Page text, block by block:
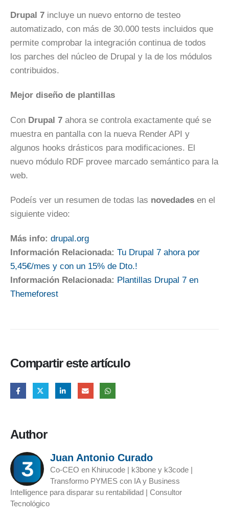
Drupal 7 incluye un nuevo entorno de testeo
automatizado, con más de 30.000 tests incluidos que
permite comprobar la integración continua de todos
los parches del núcleo de Drupal y la de los módulos
contribuidos.
Mejor diseño de plantillas
Con Drupal 7 ahora se controla exactamente qué se
muestra en pantalla con la nueva Render API y
algunos hooks drásticos para modificaciones. El
nuevo módulo RDF provee marcado semántico para la
web.
Podeís ver un resumen de todas las novedades en el
siguiente video:
Más info: drupal.org
Información Relacionada: Tu Drupal 7 ahora por
5,45€/mes y con un 15% de Dto.!
Información Relacionada: Plantillas Drupal 7 en
Themeforest
Compartir este artículo
Author
Juan Antonio Curado
Co-CEO en Khirucode | k3bone y k3code |
Transformo PYMES con IA y Business
Intelligence para disparar su rentabilidad | Consultor
Tecnológico